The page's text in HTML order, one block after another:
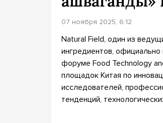
07 ноября 2025, 6:12
Natural Field, один из
ингредиентов,
форуме Food Technology
площадок Китая по
исследователей,
тенденций,